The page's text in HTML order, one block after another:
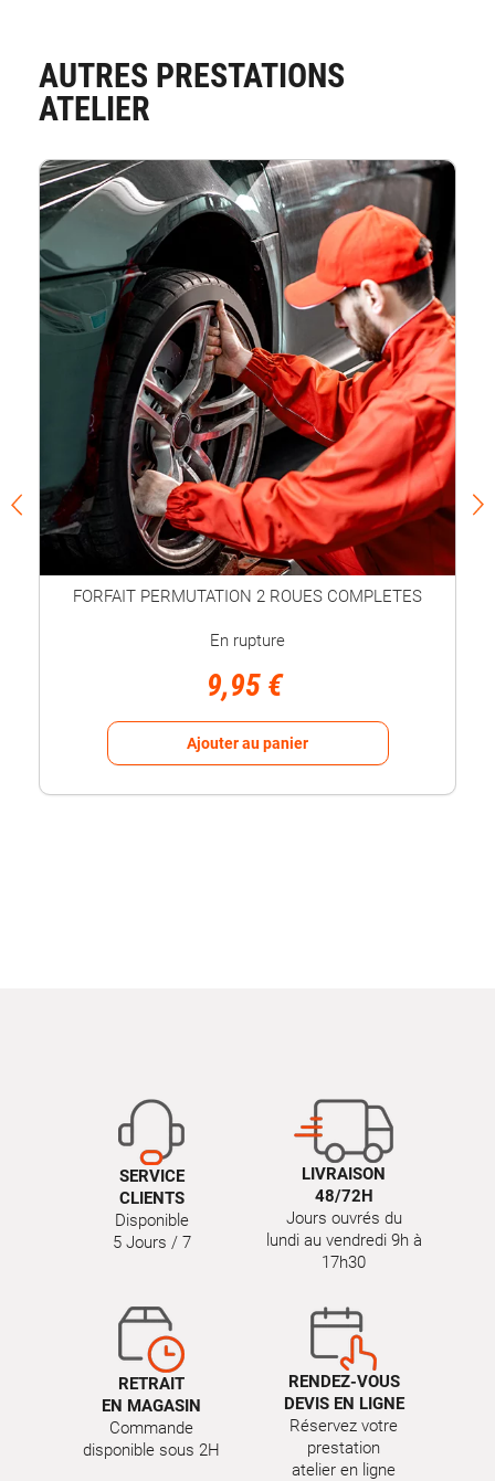
AUTRES PRESTATIONS
ATELIER
FORFAIT PERMUTATION 2 ROUES COMPLETES
En rupture
9,95 €
Ajouter au panier
SERVICE
CLIENTS
Disponible
5 Jours / 7
LIVRAISON
48/72H
Jours ouvrés du
lundi au vendredi 9h à
17h30
RETRAIT
EN MAGASIN
Commande
disponible sous 2H
RENDEZ-VOUS
DEVIS EN LIGNE
Réservez votre
prestation
atelier en ligne